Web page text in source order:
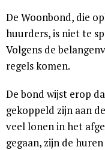
De Woonbond, die
huurders, is niet te
Volgens de
regels komen.
De bond wijst erop
gekoppeld zijn aan
veel lonen in het
gegaan, zijn de